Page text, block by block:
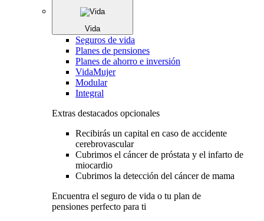
Vida
Seguros de vida
Planes de pensiones
Planes de ahorro e inversión
VidaMujer
Modular
Integral
Extras destacados opcionales
Recibirás un capital en caso de accidente
cerebrovascular
Cubrimos el cáncer de próstata y el infarto de
miocardio
Cubrimos la detección del cáncer de mama
Encuentra el seguro de vida o tu plan de
pensiones perfecto para ti